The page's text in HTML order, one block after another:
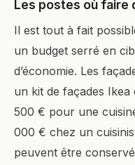
Les postes où faire
Il est tout à fait
un budget serré en
d’économie. Les
un kit de façades
500 € pour une
000 € chez un
peuvent être